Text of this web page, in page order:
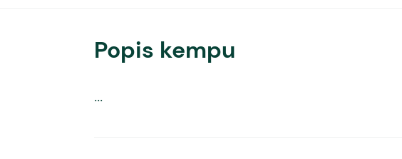
Popis kempu
...